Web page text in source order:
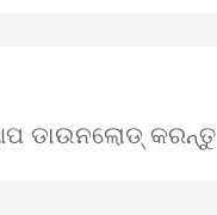
ଡାଉନଲୋଡ୍ କରନ୍ତୁ